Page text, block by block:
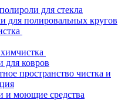
для стекла
для полировальных кругов
ковров
пространство чистка и
моющие средства